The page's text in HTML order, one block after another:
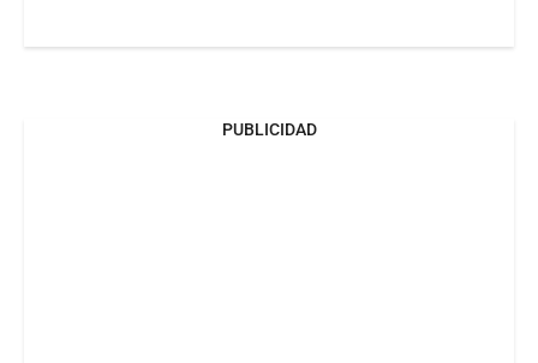
PUBLICIDAD